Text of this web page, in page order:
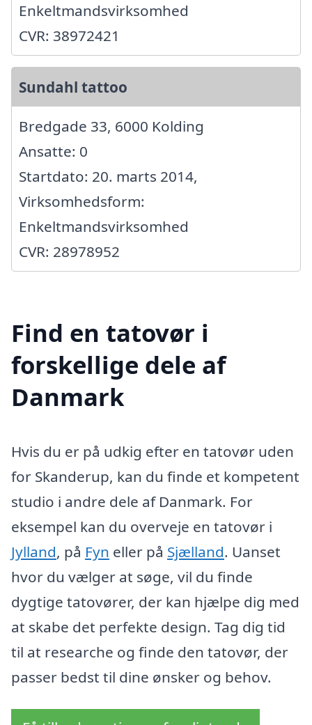
Enkeltmandsvirksomhed
CVR: 38972421
Sundahl tattoo
Bredgade 33, 6000 Kolding
Ansatte: 0
Startdato: 20. marts 2014,
Virksomhedsform:
Enkeltmandsvirksomhed
CVR: 28978952
Find en tatovør i
forskellige dele af
Danmark
Hvis du er på udkig efter en tatovør uden
for Skanderup, kan du finde et kompetent
studio i andre dele af Danmark. For
eksempel kan du overveje en tatovør i
Jylland, på Fyn eller på Sjælland. Uanset
hvor du vælger at søge, vil du finde
dygtige tatovører, der kan hjælpe dig med
at skabe det perfekte design. Tag dig tid
til at researche og finde den tatovør, der
passer bedst til dine ønsker og behov.